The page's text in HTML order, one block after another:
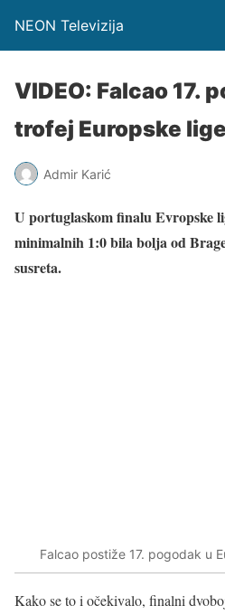
NEON Televizija
VIDEO: Falcao 17.
trofej Europske
Admir Karić
U portuglaskom finalu Evropske
minimalnih 1:0 bila bolja od
susreta.
Falcao postiže 17. pogodak u
Kako se to i očekivalo, finalni